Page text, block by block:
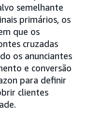
semelhante
primários, os
que os
cruzadas
os anunciantes
e conversão
para definir
clientes